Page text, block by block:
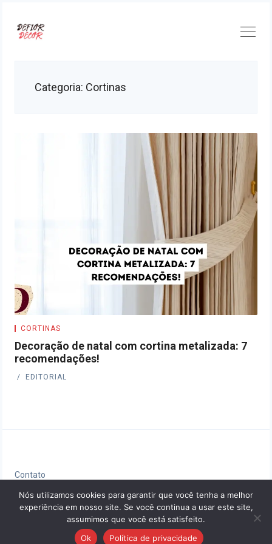
content
Categoria: Cortinas
CORTINAS
Decoração de natal com cortina metalizada: 7
recomendações!
EDITORIAL
Contato
Política de privacidade
Sobre nós
Nós utilizamos cookies para garantir que você tenha a melhor
experiência em nosso site. Se você continua a usar este site,
assumimos que você está satisfeito.
Ok
Política de privacidade